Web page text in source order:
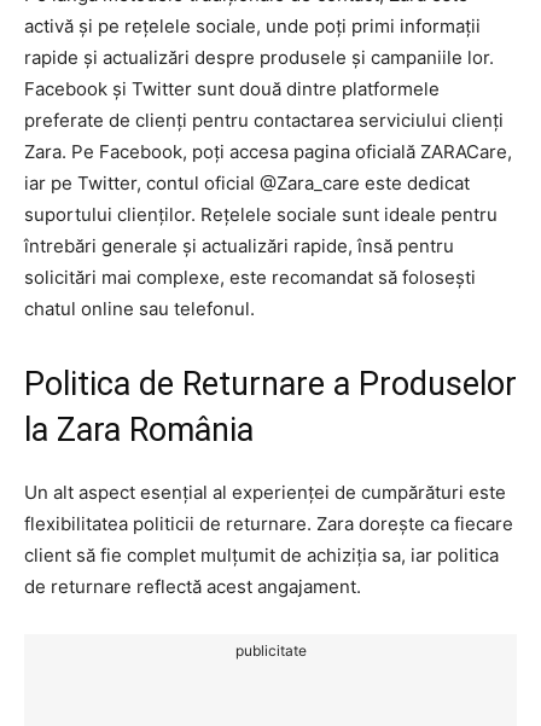
activă și pe rețelele sociale, unde poți primi informații
rapide și actualizări despre produsele și campaniile lor.
Facebook și Twitter sunt două dintre platformele
preferate de clienți pentru contactarea serviciului clienți
Zara. Pe Facebook, poți accesa pagina oficială ZARACare,
iar pe Twitter, contul oficial @Zara_care este dedicat
suportului clienților. Rețelele sociale sunt ideale pentru
întrebări generale și actualizări rapide, însă pentru
solicitări mai complexe, este recomandat să folosești
chatul online sau telefonul.
Politica de Returnare a Produselor
la Zara România
Un alt aspect esențial al experienței de cumpărături este
flexibilitatea politicii de returnare. Zara dorește ca fiecare
client să fie complet mulțumit de achiziția sa, iar politica
de returnare reflectă acest angajament.
publicitate